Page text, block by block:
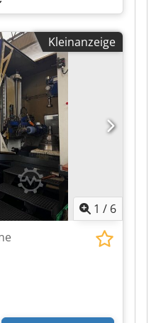
ca.: 21 t
x 3,49 m
Schrägungswinkel
0,1 mm Steigung
mm y-Achse: 250
360 ° c-Achse:
Kleinanzeige
1 / 6